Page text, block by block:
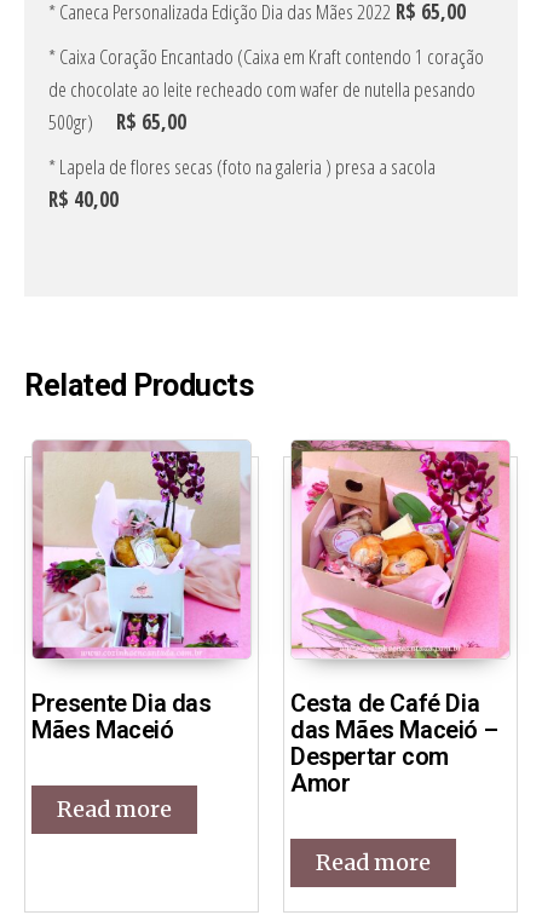
Related Products
Presente Dia das
Mães Maceió
Read more
Cesta de Café Dia
das Mães Maceió –
Despertar com
Amor
Read more
* Caneca Personalizada Edição Dia das Mães 2022 R$ 65,00
* Caixa Coração Encantado (Caixa em Kraft contendo 1 coração
de chocolate ao leite recheado com wafer de nutella pesando
500gr)
R$ 65,00
* Lapela de flores secas (foto na galeria ) presa a sacola
R$ 40,00